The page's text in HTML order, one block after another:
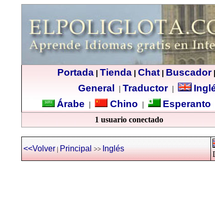
Portada| Tienda| Chat| Buscador|
General
Traductor|
Árabe
Chino Esperanto
1 usuario conectado
<<Volver |Principal >> Inglés